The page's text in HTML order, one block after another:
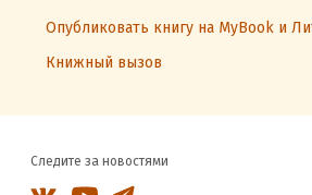
Опубликовать книгу на MyBook и
Книжный вызов
Следите за новостями